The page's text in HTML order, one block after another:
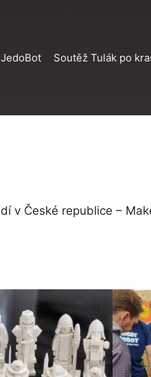
Soutěž Tulák po
v České republice –